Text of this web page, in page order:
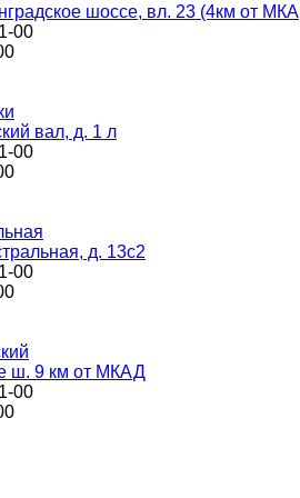
шоссе, вл. 23 (4км от
00
вал, д. 1 л
00
д. 13с2
00
ш. 9 км от МКАД
00